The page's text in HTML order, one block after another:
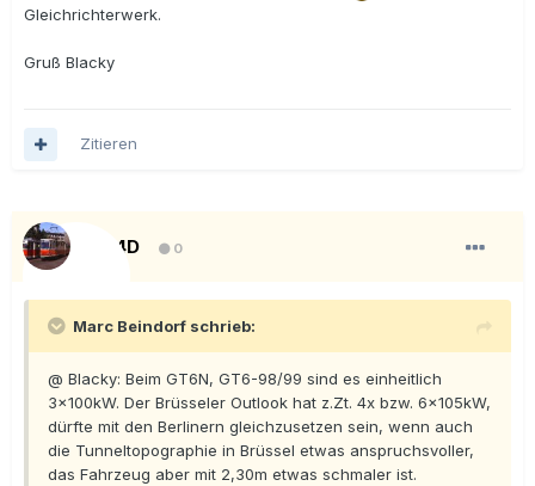
Gleichrichterwerk.
Gruß Blacky
Zitieren
KT4D 0
Marc Beindorf schrieb:
@ Blacky: Beim GT6N, GT6-98/99 sind es einheitlich
3x100kW. Der Brüsseler Outlook hat z.Zt. 4x bzw. 6x105kW,
dürfte mit den Berlinern gleichzusetzen sein, wenn auch
die Tunneltopographie in Brüssel etwas anspruchsvoller,
das Fahrzeug aber mit 2,30m etwas schmaler ist.